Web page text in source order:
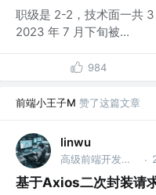
职级是 2-2，技术面一共
2023 年 7 月下旬被...
984
前端小王子M 赞了这篇文章
linwu
高级前端开发工程师 @腾讯 ·
基于Axios二次封装请